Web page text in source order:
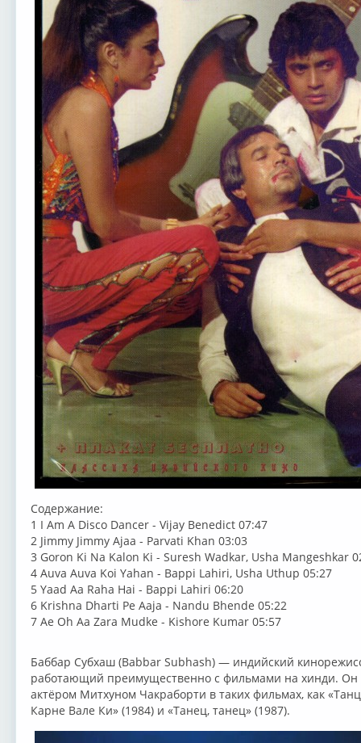
Содержание:
1 I Am A Disco Dancer - Vijay Benedict 07:47
2 Jimmy Jimmy Ajaa - Parvati Khan 03:03
3 Goron Ki Na Kalon Ki - Suresh Wadkar, Usha Mangeshkar
4 Auva Auva Koi Yahan - Bappi Lahiri, Usha Uthup 05:27
5 Yaad Aa Raha Hai - Bappi Lahiri 06:20
6 Krishna Dharti Pe Aaja - Nandu Bhende 05:22
7 Ae Oh Aa Zara Mudke - Kishore Kumar 05:57
Баббар Субхаш (Babbar Subhash) — индийский
работающий преимущественно с фильмами на хинди. Он
актёром Митхуном Чакраборти в таких фильмах, как
Карне Вале Ки» (1984) и «Танец, танец» (1987).